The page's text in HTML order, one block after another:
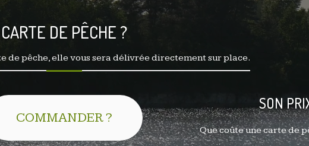
CARTE DE PÊCHE ?
de pêche, elle vous sera délivrée directement sur place.
COMMANDER ?
SON
Que coûte une carte de